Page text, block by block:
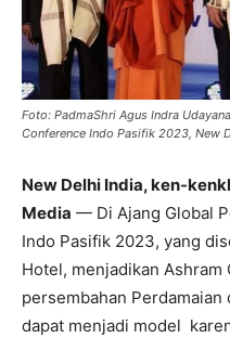
Foto: PadmaShri Agus Indra
Conference Indo Pasifik 2023, New
New Delhi India, ken-
Media — Di Ajang Global
Indo Pasifik 2023, yang
Hotel, menjadikan Ashram
persembahan
dapat menjadi model